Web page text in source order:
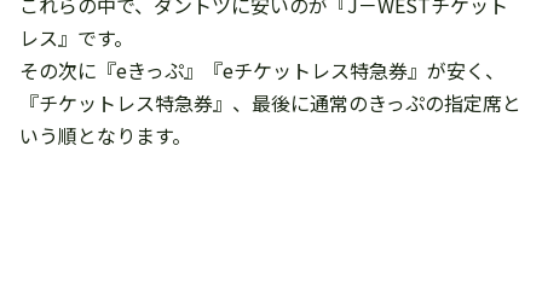
レス』です。
その次に『eきっぷ』『eチケットレス特急券』が安く、
『チケットレス特急券』、最後に通常のきっぷの指定席と
いう順となります。